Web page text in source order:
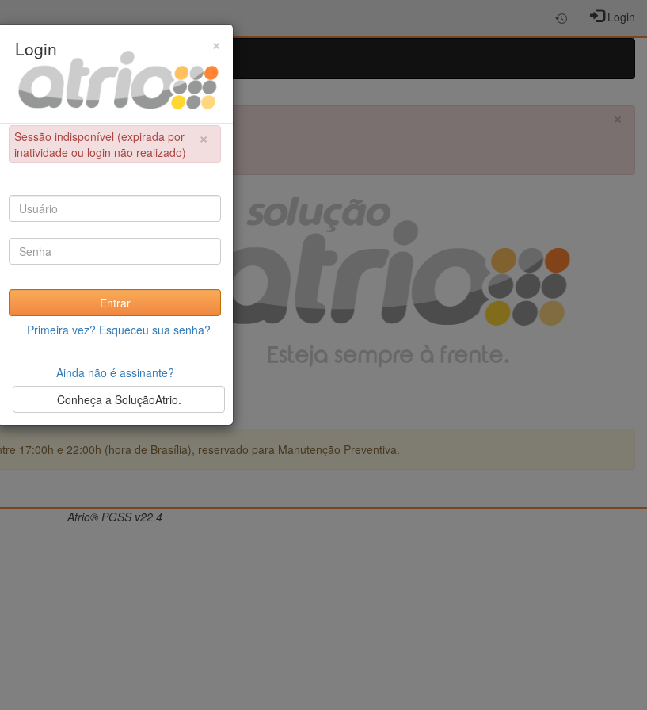
Login
Admissão Ferramentas
×
17:00h e 22:00h (hora de Brasília), reservado para Manutenção Preventiva.
×
Login
×
Sessão indisponível (expirada por
inatividade ou login não realizado)
Entrar
Primeira vez? Esqueceu sua senha?
Ainda não é assinante?
Conheça a SoluçãoAtrio.
Atrio® PGSS v22.4